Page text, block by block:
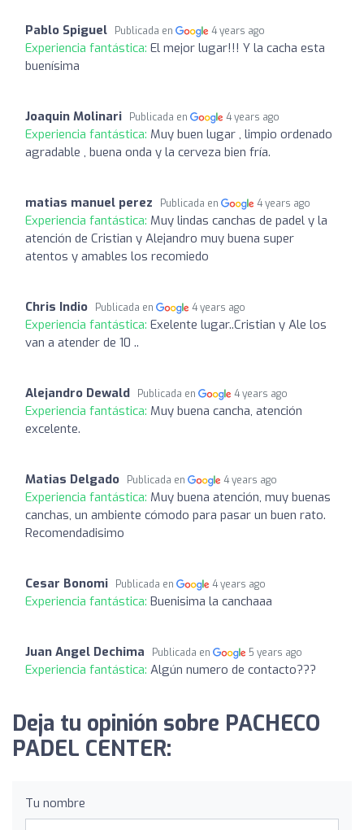
Pablo Spiguel Publicada en 4 years ago
Experiencia fantástica: El mejor lugar!!! Y la cacha esta
buenísima
Joaquin Molinari Publicada en 4 years ago
Experiencia fantástica: Muy buen lugar , limpio ordenado
agradable , buena onda y la cerveza bien fría.
matias manuel perez Publicada en 4 years ago
Experiencia fantástica: Muy lindas canchas de padel y la
atención de Cristian y Alejandro muy buena super
atentos y amables los recomiedo
Chris Indio Publicada en 4 years ago
Experiencia fantástica: Exelente lugar..Cristian y Ale los
van a atender de 10 ..
Alejandro Dewald Publicada en 4 years ago
Experiencia fantástica: Muy buena cancha, atención
excelente.
Matias Delgado Publicada en 4 years ago
Experiencia fantástica: Muy buena atención, muy buenas
canchas, un ambiente cómodo para pasar un buen rato.
Recomendadisimo
Cesar Bonomi Publicada en 4 years ago
Experiencia fantástica: Buenisima la canchaaa
Juan Angel Dechima Publicada en 5 years ago
Experiencia fantástica: Algún numero de contacto???
Deja tu opinión sobre PACHECO
PADEL CENTER:
Tu nombre